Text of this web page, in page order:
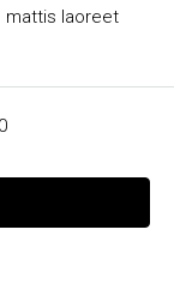
mattis laoreet
0